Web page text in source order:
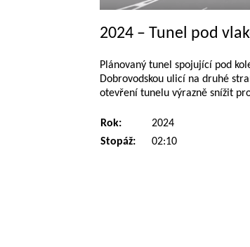
2024 – Tunel pod
Plánovaný tunel spojující pod
Dobrovodskou ulicí na druhé
otevření tunelu výrazně snížit
Rok:
2024
Stopáž:
02:10